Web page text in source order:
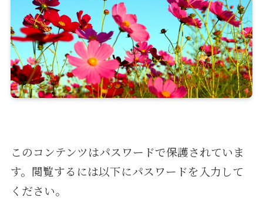
このコンテンツはパスワードで保護されていま
す。閲覧するには以下にパスワードを入力して
ください。